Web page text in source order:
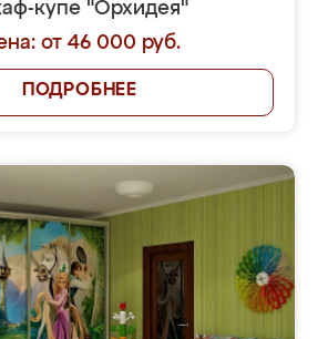
купе "Орхидея"
от 46 000 руб.
ПОДРОБНЕЕ